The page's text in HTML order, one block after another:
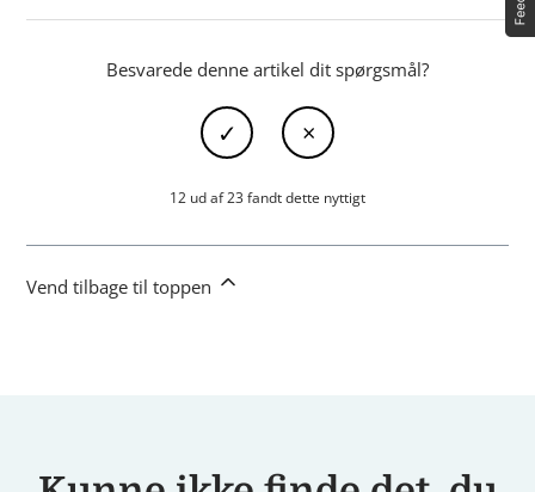
Besvarede denne artikel dit spørgsmål?
12 ud af 23 fandt dette nyttigt
Vend tilbage til toppen